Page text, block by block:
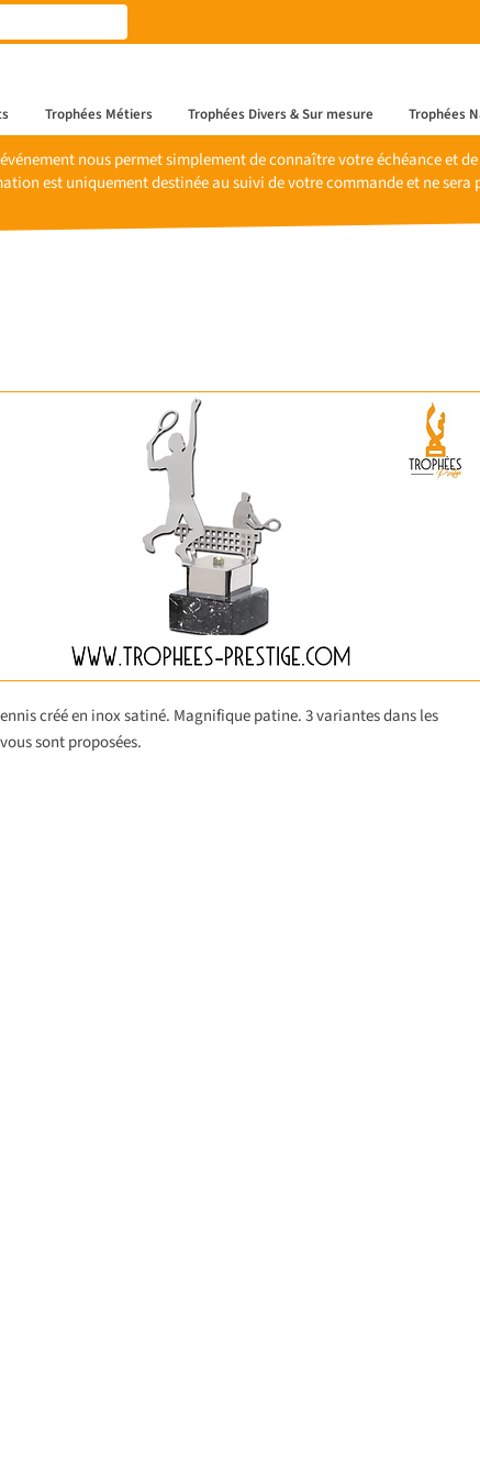
Trophées Métiers Trophées Divers & Sur mesure Trophées
nous permet simplement de connaître votre échéance et
est uniquement destinée au suivi de votre commande et ne sera
créé en inox satiné. Magnifique patine. 3 variantes dans les
sont proposées.